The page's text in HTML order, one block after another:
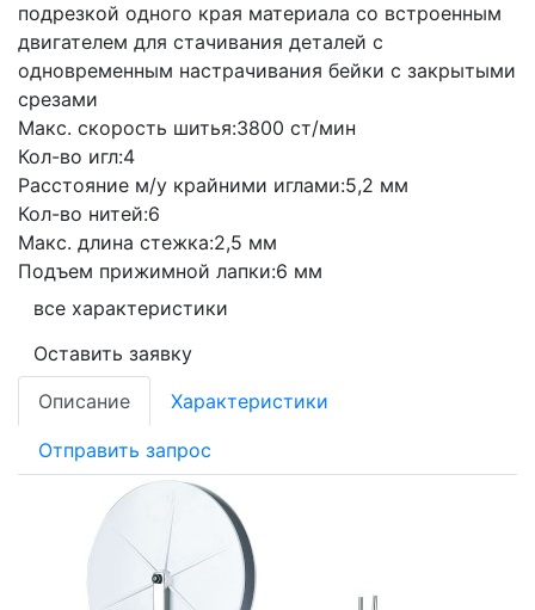
подрезкой одного края материала со встроенным
двигателем для стачивания деталей с
одновременным настрачивания бейки с закрытыми
срезами
Макс. скорость шитья:3800 ст/мин
Кол-во игл:4
Расстояние м/у крайними иглами:5,2 мм
Кол-во нитей:6
Макс. длина стежка:2,5 мм
Подъем прижимной лапки:6 мм
все характеристики
Оставить заявку
Описание
Характеристики
Отправить запрос